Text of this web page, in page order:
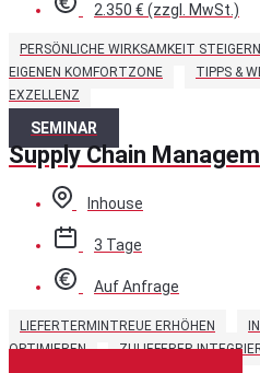
2.350 € (zzgl. MwSt.)
PERSÖNLICHE WIRKSAMKEIT STEIGERN
EIGENEN KOMFORTZONE
TIPPS &
EXZELLENZ
SEMINAR
Supply Chain
Inhouse
3 Tage
Auf Anfrage
LIEFERTERMINTREUE ERHÖHEN
OPTIMIEREN
ZULIEFERER